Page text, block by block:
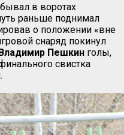
в воротах
раньше поднимал
о положении «вне
снаряд покинул
Пешкин голы,
свистка